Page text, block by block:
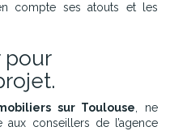
compte ses atouts et les
pour
sur Toulouse, ne
conseillers de l’agence